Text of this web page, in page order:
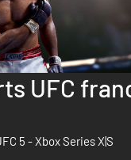
UFC
5 - Xbox Series X|S